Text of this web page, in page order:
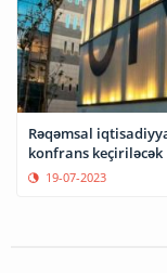
Rəqəmsal
konfrans keçiriləcək
19-07-2023